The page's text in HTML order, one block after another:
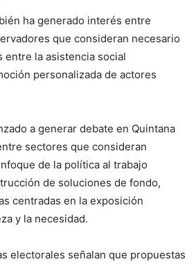
ha generado interés entre
que consideran necesario
la asistencia social
personalizada de actores
a generar debate en Quintana
sectores que consideran
de la política al trabajo
de soluciones de fondo,
centradas en la exposición
y la necesidad.
electorales señalan que propuestas